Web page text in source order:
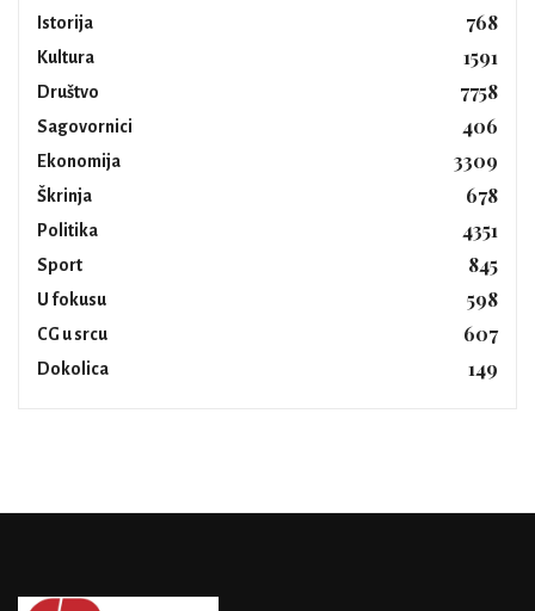
Istorija 768
Kultura 1591
Društvo 7758
Sagovornici 406
Ekonomija 3309
Škrinja 678
Politika 4351
Sport 845
U fokusu 598
CG u srcu 607
Dokolica 149